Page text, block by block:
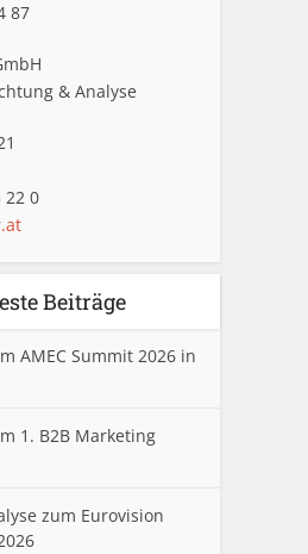
87
& Analyse
22 0
Beiträge
AMEC Summit 2026 in
1. B2B Marketing
zum Eurovision